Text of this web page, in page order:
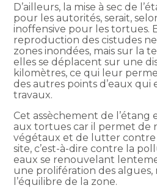
D’ailleurs, la mise à sec de
pour les autorités, serait,
inoffensive pour les tortues.
reproduction des cistudes
zones inondées, mais sur la
elles se déplacent sur une
kilomètres, ce qui leur
des autres points d’eaux
travaux.
Cet assèchement de
aux tortues car il permet de
végétaux et de lutter contre
site, c’est-à-dire contre la
eaux se renouvelant
une prolifération des algues,
l’équilibre de la zone.